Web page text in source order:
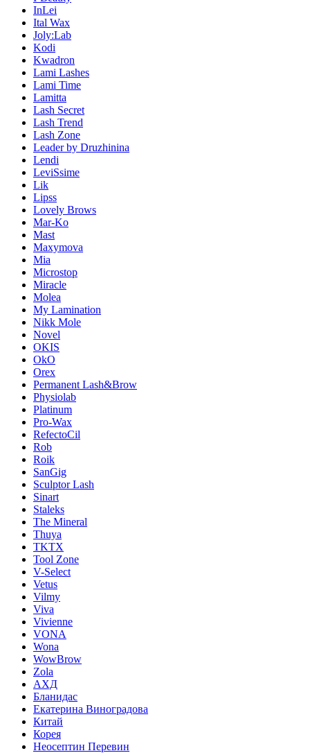
InLei
Ital Wax
Joly:Lab
Kodi
Kwadron
Lami Lashes
Lami Time
Lamitta
Lash Secret
Lash Trend
Lash Zone
Leader by Druzhinina
Lendi
LeviSsime
Lik
Lipss
Lovely Brows
Mar-Ko
Mast
Maxymova
Mia
Microstop
Miracle
Molea
My Lamination
Nikk Mole
Novel
OKIS
OkO
Orex
Permanent Lash&Brow
Physiolab
Platinum
Pro-Wax
RefectoCil
Rob
Roik
SanGig
Sculptor Lash
Sinart
Staleks
The Mineral
Thuya
TKTX
Tool Zone
V-Select
Vetus
Vilmy
Viva
Vivienne
VONA
Wona
WowBrow
Zola
АХД
Бланидас
Екатерина Виноградова
Китай
Корея
Неосептин Перевин